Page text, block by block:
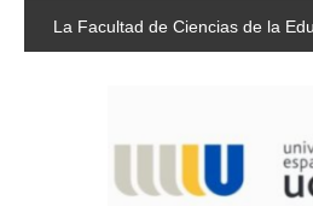
La Facultad de Ciencias de la